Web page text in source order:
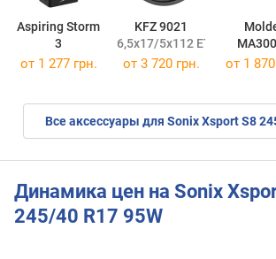
Aspiring Storm
3
KFZ 9021
6,5x17/5x112 ET38 DIA57,1
от 1 277 грн. от 3 720 грн. от 1
Все аксессуары для Sonix Xsport S8
Динамика цен на Sonix
245/40 R17 95W